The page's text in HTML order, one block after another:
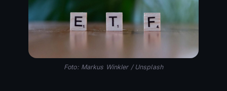
Foto: Markus Winkler / Unsplash